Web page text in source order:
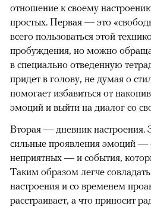
отношение к своему
простых. Первая — это
всего пользоваться этой
пробуждения, но можно
в специально отведенную
придет в голову, не думая о
помогает избавиться от
эмоций и выйти на диалог со
Вторая — дневник настроения.
сильные проявления эмоций —
неприятных — и события,
Таким образом легче
настроения и со временем
расстраивает, а что приносит